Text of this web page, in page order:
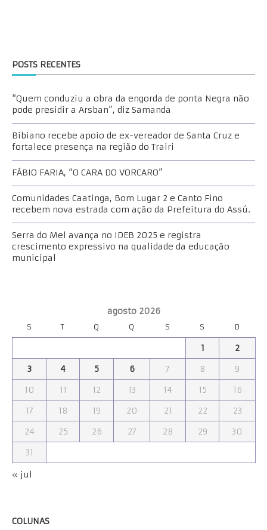
POSTS RECENTES
“Quem conduziu a obra da engorda de ponta Negra não
pode presidir a Arsban”, diz Samanda
Bibiano recebe apoio de ex-vereador de Santa Cruz e
fortalece presença na região do Trairi
FÁBIO FARIA, “O CARA DO VORCARO”
Comunidades Caatinga, Bom Lugar 2 e Canto Fino
recebem nova estrada com ação da Prefeitura do Assú.
Serra do Mel avança no IDEB 2025 e registra
crescimento expressivo na qualidade da educação
municipal
agosto 2026
S T Q Q S S D
1
2
3
4 5 6 7 8
9
10
11 12 13 14 15
16
17
18 19 20 21 22
23
24
25 26 27 28 29
30
31
« jul
COLUNAS